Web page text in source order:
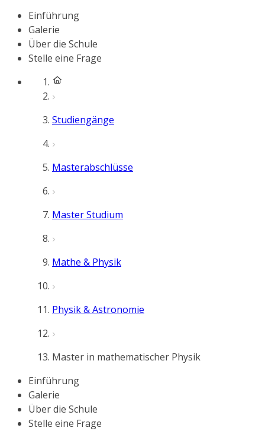
Einführung
Galerie
Über die Schule
Stelle eine Frage
Studiengänge
Masterabschlüsse
Master Studium
Mathe & Physik
Physik & Astronomie
Master in mathematischer Physik
Einführung
Galerie
Über die Schule
Stelle eine Frage